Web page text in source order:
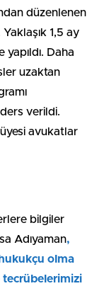
düzenlenen
1,5 ay
Daha
uzaktan
verildi.
avukatlar
bilgiler
Adıyaman,
olma
tecrübelerimizi